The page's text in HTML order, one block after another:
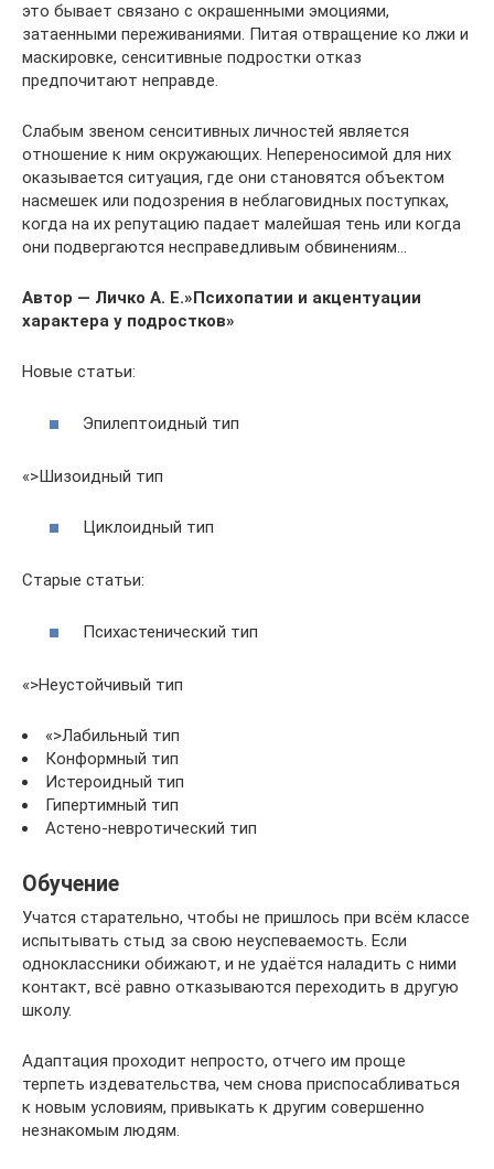
это бывает связано с окрашенными эмоциями,
затаенными переживаниями. Питая отвращение ко лжи и
маскировке, сенситивные подростки отказ
предпочитают неправде.
Слабым звеном сенситивных личностей является
отношение к ним окружающих. Непереносимой для них
оказывается ситуация, где они становятся объектом
насмешек или подозрения в неблаговидных поступках,
когда на их репутацию падает малейшая тень или когда
они подвергаются несправедливым обвинениям…
Автор — Личко А. Е.»Психопатии и акцентуации
характера у подростков»
Новые статьи:
Эпилептоидный тип
«>Шизоидный тип
Циклоидный тип
Старые статьи:
Психастенический тип
«>Неустойчивый тип
«>Лабильный тип
Конформный тип
Истероидный тип
Гипертимный тип
Астено-невротический тип
Обучение
Учатся старательно, чтобы не пришлось при всём классе
испытывать стыд за свою неуспеваемость. Если
одноклассники обижают, и не удаётся наладить с ними
контакт, всё равно отказываются переходить в другую
школу.
Адаптация проходит непросто, отчего им проще
терпеть издевательства, чем снова приспосабливаться
к новым условиям, привыкать к другим совершенно
незнакомым людям.